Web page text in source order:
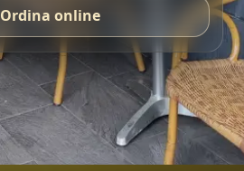
Ordina online